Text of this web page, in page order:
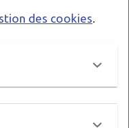
des cookies